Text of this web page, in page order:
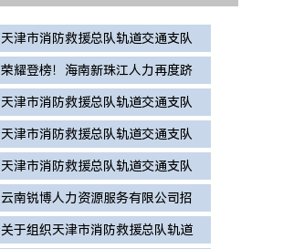
天津市消防救援总队轨道交通支队
2026年度面向社会公开招录政府专
职消防员拟录用和待补录人员名单
公示
荣耀登榜！海南新珠江人力再度跻
身海南省企业100强
天津市消防救援总队轨道交通支队
招录政府专职消防员拟进入体检及
政治考核递补人员名单公告
天津市消防救援总队轨道交通支队
2026年度招录政府专职消防员体检
和政治考核的公告
天津市消防救援总队轨道交通支队
2026年度招录政府专职消防员总成
绩公告
云南锐博人力资源服务有限公司招
聘简章
关于组织天津市消防救援总队轨道